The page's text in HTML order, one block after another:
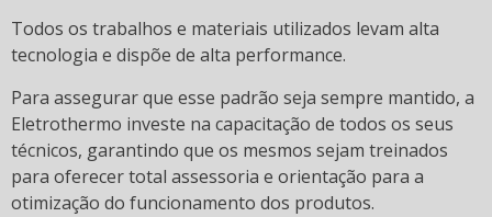
Todos os trabalhos e materiais utilizados levam alta
tecnologia e dispõe de alta performance.
Para assegurar que esse padrão seja sempre mantido, a
Eletrothermo investe na capacitação de todos os seus
técnicos, garantindo que os mesmos sejam treinados
para oferecer total assessoria e orientação para a
otimização do funcionamento dos produtos.